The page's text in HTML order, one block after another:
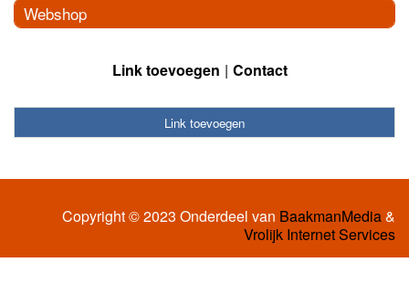
Webshop
Link toevoegen Contact
Link toevoegen
Copyright © 2023 Onderdeel van BaakmanMedia&
Vrolijk Internet Services